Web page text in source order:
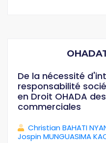
De la nécessité
responsabilité
en Droit OHADA
commerciales
Christian BAHATI
Jospin MUNGUASIMA